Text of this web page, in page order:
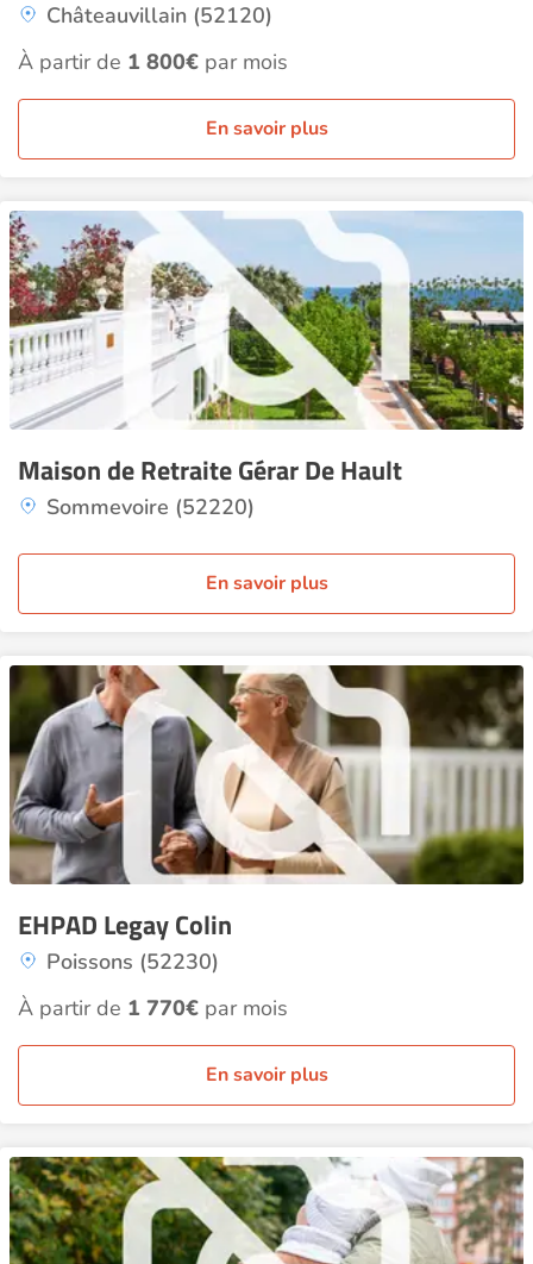
Châteauvillain (52120)
À partir de 1 800€ par mois
En savoir plus
Maison de Retraite Gérar De Hault
Sommevoire (52220)
En savoir plus
EHPAD Legay Colin
Poissons (52230)
À partir de 1 770€ par mois
En savoir plus